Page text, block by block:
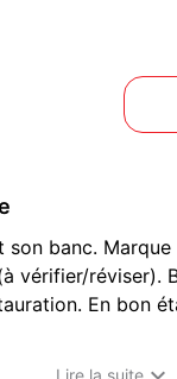
banc.
vérifier/réviser).
En bon
Lire la suite